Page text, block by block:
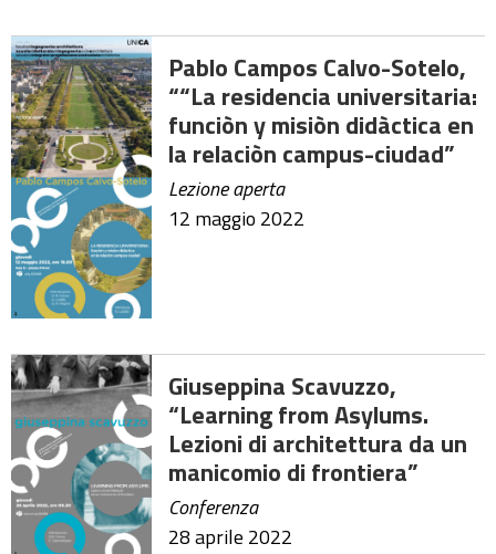
Pablo Campos Calvo-Sotelo,
““La residencia universitaria:
funciòn y misiòn didàctica en
la relaciòn campus-ciudad”
Lezione aperta
12 maggio 2022
Giuseppina Scavuzzo,
“Learning from Asylums.
Lezioni di architettura da un
manicomio di frontiera”
Conferenza
28 aprile 2022